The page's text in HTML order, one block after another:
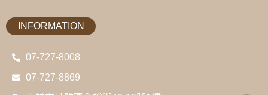
INFORMATION
07-727-8008
07-727-8869